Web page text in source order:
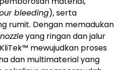
bleeding), serta
rumit. Dengan memadukan
nozzleyang ringan dan jalur
mewujudkan proses
dan multimaterial yang